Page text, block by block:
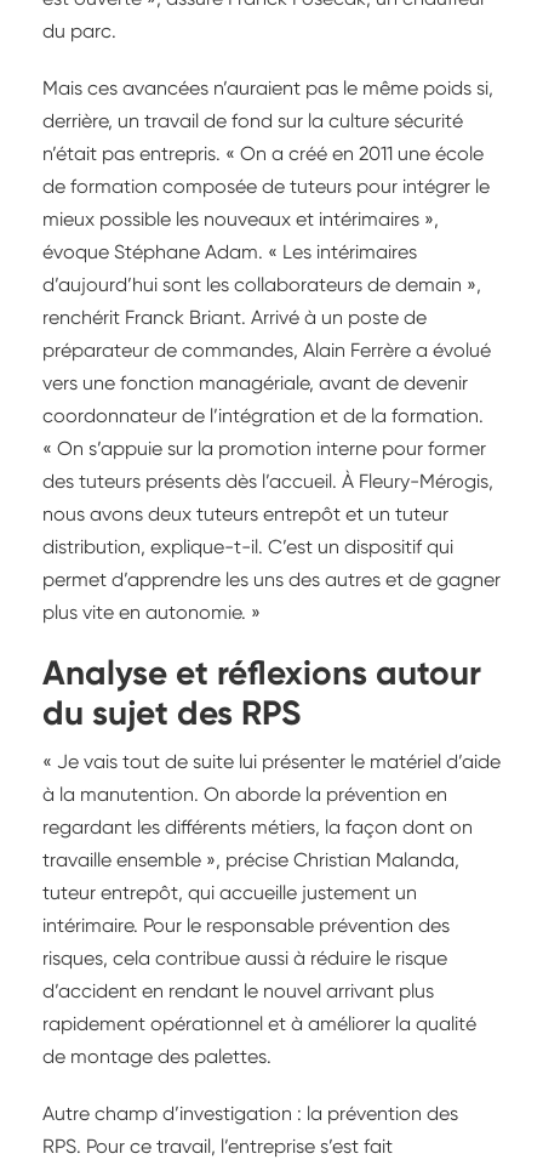
du parc.
Mais ces avancées n’auraient pas le même poids si,
derrière, un travail de fond sur la culture sécurité
n’était pas entrepris. « On a créé en 2011 une école
de formation composée de tuteurs pour intégrer le
mieux possible les nouveaux et intérimaires »,
évoque Stéphane Adam. « Les intérimaires
d’aujourd’hui sont les collaborateurs de demain »,
renchérit Franck Briant. Arrivé à un poste de
préparateur de commandes, Alain Ferrère a évolué
vers une fonction managériale, avant de devenir
coordonnateur de l’intégration et de la formation.
« On s’appuie sur la promotion interne pour former
des tuteurs présents dès l’accueil. À Fleury-Mérogis,
nous avons deux tuteurs entrepôt et un tuteur
distribution, explique-t-il. C’est un dispositif qui
permet d’apprendre les uns des autres et de gagner
plus vite en autonomie. »
Analyse et réflexions autour
du sujet des RPS
« Je vais tout de suite lui présenter le matériel d’aide
à la manutention. On aborde la prévention en
regardant les différents métiers, la façon dont on
travaille ensemble », précise Christian Malanda,
tuteur entrepôt, qui accueille justement un
intérimaire. Pour le responsable prévention des
risques, cela contribue aussi à réduire le risque
d’accident en rendant le nouvel arrivant plus
rapidement opérationnel et à améliorer la qualité
de montage des palettes.
Autre champ d’investigation : la prévention des
RPS. Pour ce travail, l’entreprise s’est fait